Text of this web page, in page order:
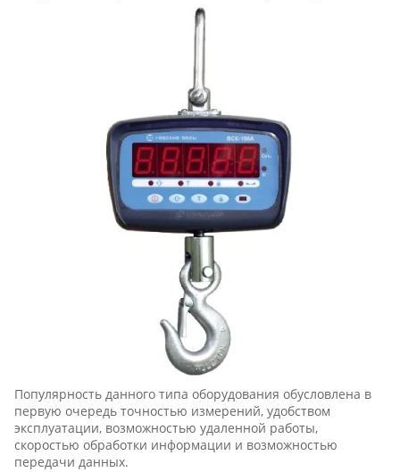
Популярность данного типа оборудования обусловлена в
первую очередь точностью измерений, удобством
эксплуатации, возможностью удаленной работы,
скоростью обработки информации и возможностью
передачи данных.